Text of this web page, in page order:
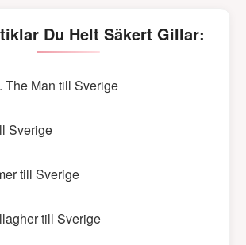
Du Helt Säkert Gillar:
The Man till Sverige
Sverige
till Sverige
till Sverige